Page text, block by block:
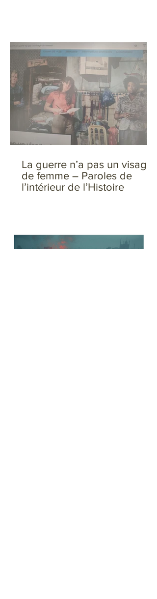
La guerre n’a pas un visage
de femme – Paroles de
l’intérieur de l’Histoire